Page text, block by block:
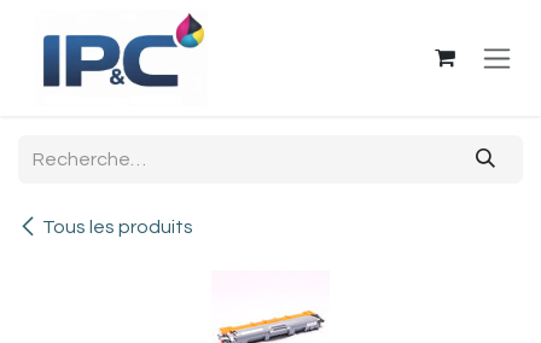
Se rendre au contenu
Tous les produits